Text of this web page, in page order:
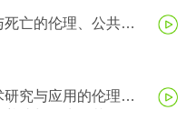
死亡的伦理、公共卫
研究与应用的伦理、